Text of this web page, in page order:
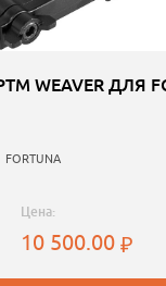
WEAVER ДЛЯ
FORTUNA
Цена:
10 500.00